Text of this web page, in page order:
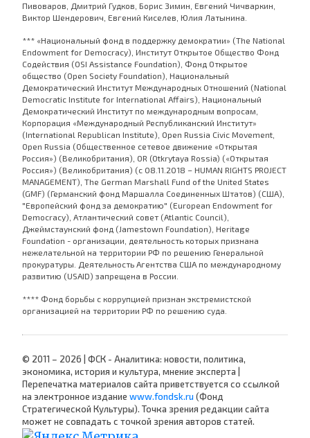
Пивоваров, Дмитрий Гудков, Борис Зимин, Евгений Чичваркин,
Виктор Шендерович, Евгений Киселев, Юлия Латынина.
*** «Национальный фонд в поддержку демократии» (The National
Endowment for Democracy), Институт Открытое Общество Фонд
Содействия (OSI Assistance Foundation), Фонд Открытое
общество (Open Society Foundation), Национальный
Демократический Институт Международных Отношений (National
Democratic Institute for International Affairs), Национальный
Демократический Институт по международным вопросам,
Корпорация «Международный Республиканский Институт»
(International Republican Institute), Open Russia Civic Movement,
Open Russia (Общественное сетевое движение «Открытая
Россия») (Великобритания), OR (Otkrytaya Rossia) («Открытая
Россия») (Великобритания) (с 08.11.2018 – HUMAN RIGHTS PROJECT
MANAGEMENT), The German Marshall Fund of the United States
(GMF) (Германский фонд Маршалла Соединенных Штатов) (США),
"Европейский фонд за демократию" (European Endowment for
Democracy), Атлантический совет (Atlantic Council),
Джеймстаунский фонд (Jamestown Foundation), Heritage
Foundation - организации, деятельность которых признана
нежелательной на территории РФ по решению Генеральной
прокуратуры. Деятельность Агентства США по международному
развитию (USAID) запрещена в России.
**** Фонд борьбы с коррупцией признан экстремистской
организацией на территории РФ по решению суда.
© 2011 – 2026 | ФСК - Аналитика: новости, политика,
экономика, история и культура, мнение эксперта |
Перепечатка материалов сайта приветствуется со ссылкой
на электронное издание www.fondsk.ru (Фонд
Стратегической Культуры). Точка зрения редакции сайта
может не совпадать с точкой зрения авторов статей.